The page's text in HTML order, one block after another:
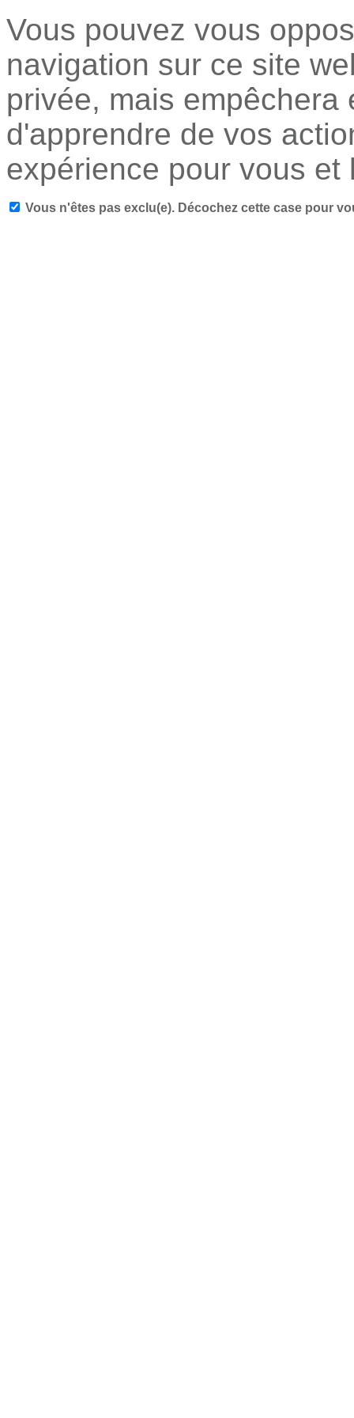
Vous pouvez vous
navigation sur ce site
privée, mais
d'apprendre de vos
expérience pour vous
Vous n'êtes pas exclu(e). Décochez cette case pour